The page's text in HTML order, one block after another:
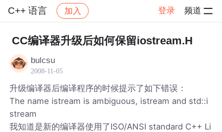
C++ 语言 加入 登录 频道
社区 C++ 语言 帖子详情
CC编译器升级后如何保留iostream.H
bulcsu
2008-11-05
升级编译器后编译程序的时候提示了如下错误：
The name istream is ambiguous, istream and std::i
stream
我知道是新的编译器使用了ISO/ANSI standard C++ Li